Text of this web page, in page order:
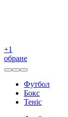
+1
обране
Футбол
Бокс
Теніс